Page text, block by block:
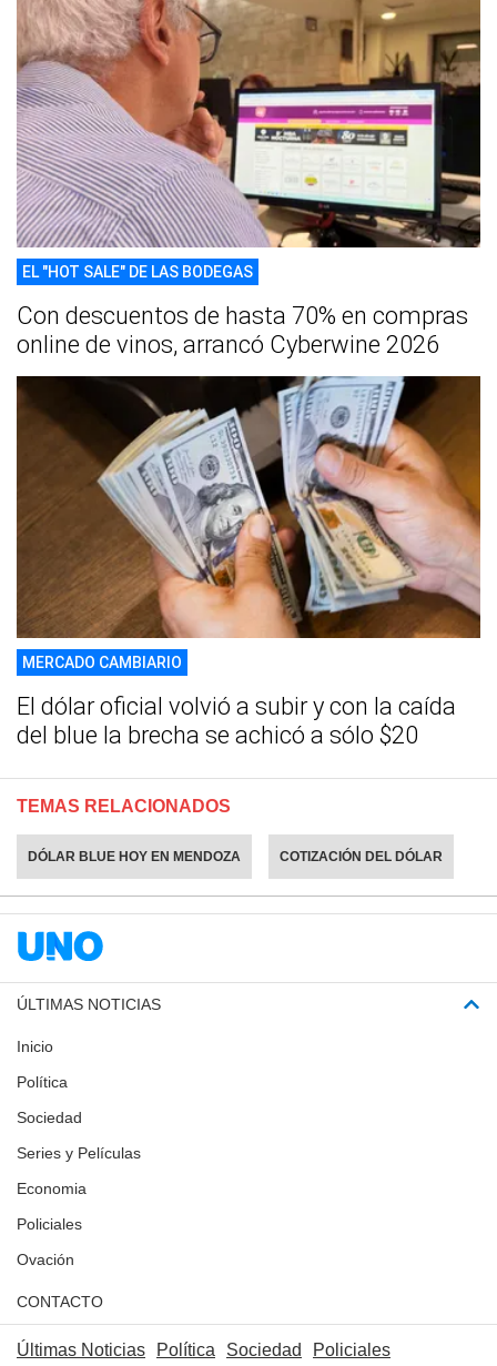
EL "HOT SALE" DE LAS BODEGAS
Con descuentos de hasta 70% en compras
online de vinos, arrancó Cyberwine 2026
MERCADO CAMBIARIO
El dólar oficial volvió a subir y con la caída
del blue la brecha se achicó a sólo $20
TEMAS RELACIONADOS
DÓLAR BLUE HOY EN MENDOZA COTIZACIÓN DEL DÓLAR
ÚLTIMAS NOTICIAS
Inicio
Política
Sociedad
Series y Películas
Economia
Policiales
Ovación
CONTACTO
Últimas Noticias Política Sociedad Policiales